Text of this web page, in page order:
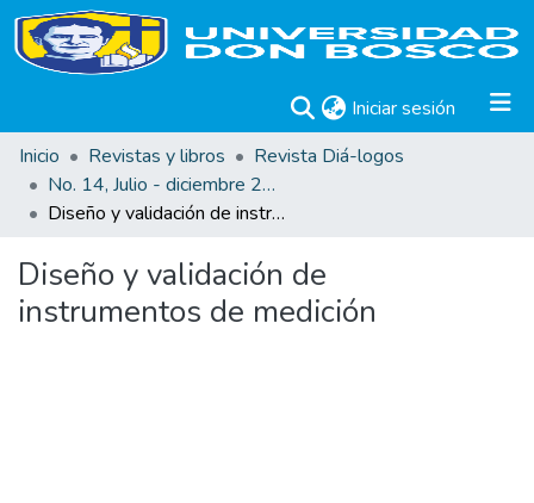
Iniciar sesión (current)
Inicio
Revistas y libros
Revista Diá-logos
No. 14, Julio - diciembre 2014
Diseño y validación de instrumentos de medición
Diseño y validación de
instrumentos de medición